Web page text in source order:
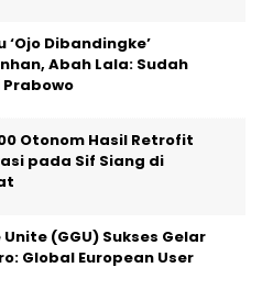
Dibandingke’
Abah Lala: Sudah
Otonom Hasil Retrofit
pada Sif Siang di
(GGU) Sukses Gelar
Global European User